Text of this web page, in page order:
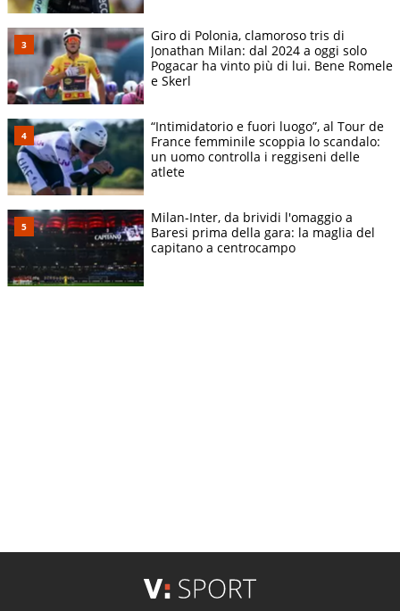
Giro di Polonia, clamoroso tris di
Jonathan Milan: dal 2024 a oggi solo
Pogacar ha vinto più di lui. Bene Romele
e Skerl
“Intimidatorio e fuori luogo”, al Tour de
France femminile scoppia lo scandalo:
un uomo controlla i reggiseni delle
atlete
Milan-Inter, da brividi l'omaggio a
Baresi prima della gara: la maglia del
capitano a centrocampo